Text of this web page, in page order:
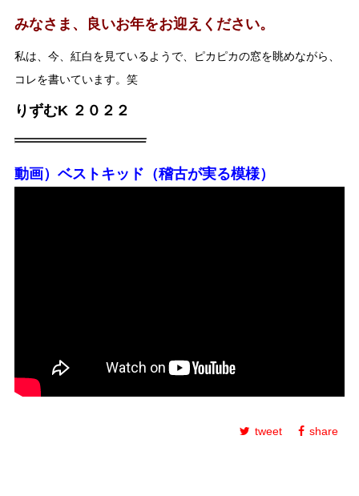
みなさま、良いお年をお迎えください。
私は、今、紅白を見ているようで、ピカピカの窓を眺めながら、
コレを書いています。笑
りずむK ２０２２
動画）ベストキッド（稽古が実る模様）
tweet share